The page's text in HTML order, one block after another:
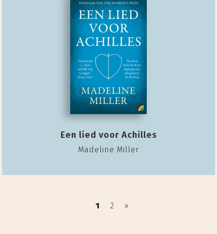
Een lied voor Achilles
Madeline Miller
1 2 »